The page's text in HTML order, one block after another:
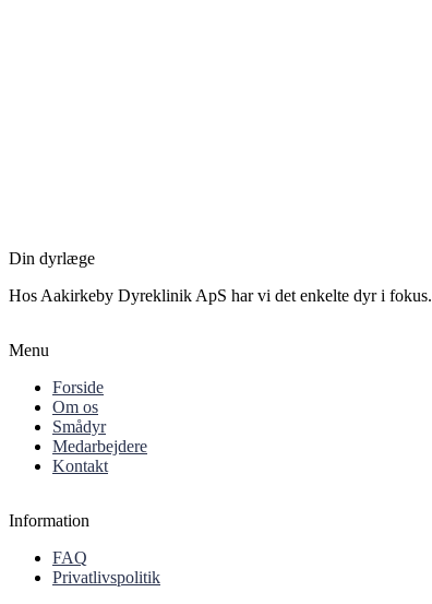
Din dyrlæge
Hos Aakirkeby Dyreklinik ApS har vi det enkelte dyr i fokus.
Menu
Forside
Om os
Smådyr
Medarbejdere
Kontakt
Information
FAQ
Privatlivspolitik